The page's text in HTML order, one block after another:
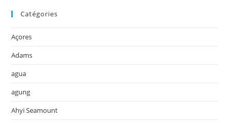
Catégories
Açores
Adams
agua
agung
Ahyi Seamount